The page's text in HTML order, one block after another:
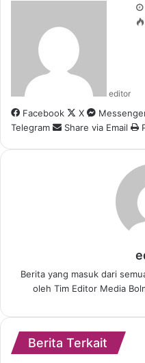
editor
Facebook X
Telegram
Share via Email
Berita yang masuk dari
oleh Tim Editor Media
Berita Terkait